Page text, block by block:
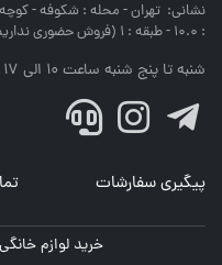
نشانی: تهران - محله : شکوفه -
: 10.0 - طبقه : 1 (فروش حضوری نداریم)
شنبه تا پنج شنبه ساعت 10 الی 17
پیگیری سفارشات
خرید لوازم